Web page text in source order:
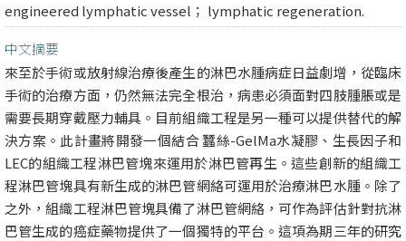
engineered lymphatic vessel； lymphatic regeneration.
中文摘要
來至於手術或放射線治療後產生的淋巴水腫病症日益劇增，從臨床
手術的治療方面，仍然無法完全根治，病患必須面對四肢腫脹或是
需要長期穿戴壓力輔具。目前組織工程是另一種可以提供替代的解
決方案。此計畫將開發一個結合 蠶絲-GelMa水凝膠、生長因子和
LEC的組織工程淋巴管塊來運用於淋巴管再生。這些創新的組織工
程淋巴管塊具有新生成的淋巴管網絡可運用於治療淋巴水腫。除了
之外，組織工程淋巴管塊具備了淋巴管網絡，可作為評估針對抗淋
巴管生成的癌症藥物提供了一個獨特的平台。這項為期三年的研究